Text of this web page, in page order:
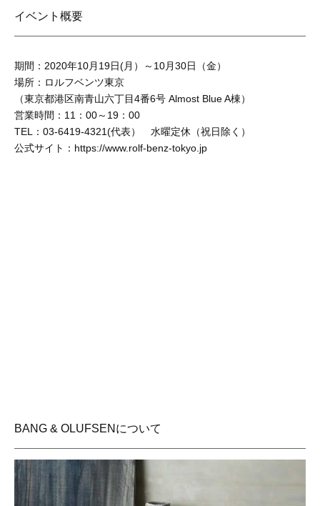
イベント概要
期間：2020年10月19日(月）～10月30日（金）
場所：ロルフベンツ東京
（東京都港区南⻘山六丁目4番6号 Almost Blue A棟）
営業時間：11：00～19：00
TEL：03-6419-4321(代表） 水曜定休（祝日除く）
公式サイト： https://www.rolf-benz-tokyo.jp
BANG & OLUFSENについて